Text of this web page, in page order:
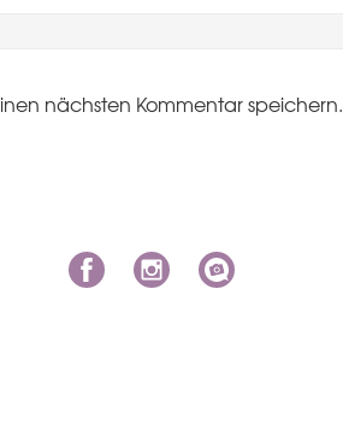
nächsten Kommentar speichern.